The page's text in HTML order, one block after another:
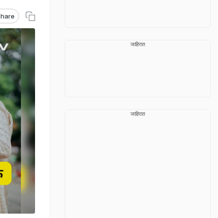
जाहिरात
जाहिरात